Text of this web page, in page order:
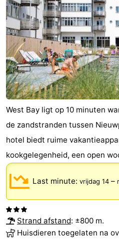
Nieuwpoort
-
Oostduinkerke
aan
zee
-
Westende
Last
minutes
Strand
Zien
doen
-
Musea
-
Monumenten
-
Uitkijkpunten
Attracties
-
West Bay ligt op 10 minuten
de zandstranden tussen
hotel biedt ruime
kookgelegenheid, een open
Last minute: vrijdag 14 –
Strand afstand: ±800 m.
Huisdieren toegelaten na